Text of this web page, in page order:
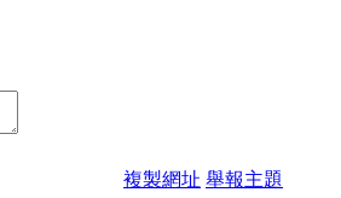
複製網址 舉報主題